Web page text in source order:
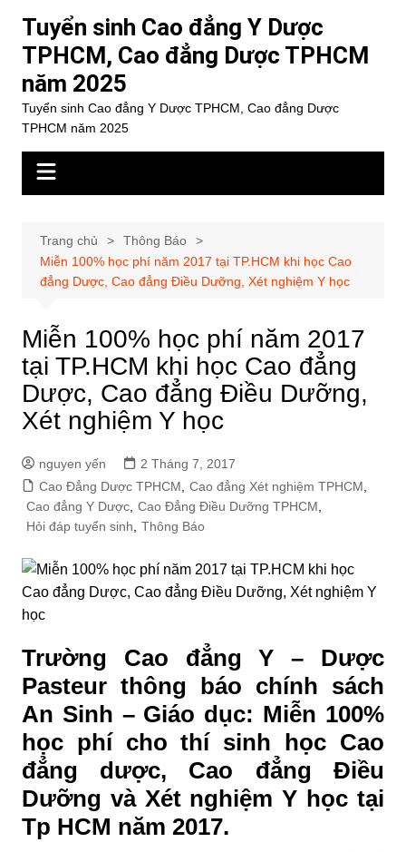
dung
Tuyển sinh Cao đẳng Y Dược
TPHCM, Cao đẳng Dược TPHCM
năm 2025
Tuyển sinh Cao đẳng Y Dược TPHCM, Cao đẳng Dược
TPHCM năm 2025
Trang chủ
Thông Báo
Miễn 100% học phí năm 2017 tại TP.HCM khi học Cao
đẳng Dược, Cao đẳng Điều Dưỡng, Xét nghiệm Y học
Miễn 100% học phí năm 2017
tại TP.HCM khi học Cao đẳng
Dược, Cao đẳng Điều Dưỡng,
Xét nghiệm Y học
nguyen yến
2 Tháng 7, 2017
Cao Đẳng Dược TPHCM
Cao đẳng Xét nghiệm TPHCM
Cao đẳng Y Dược, Cao Đẳng Điều Dưỡng TPHCM
Hỏi đáp tuyển sinh
Thông Báo
Trường Cao đẳng Y – Dược
Pasteur thông báo chính sách
An Sinh – Giáo dục: Miễn 100%
học phí cho thí sinh học Cao
đẳng dược, Cao đẳng Điều
Dưỡng và Xét nghiệm Y học tại
Tp HCM năm 2017.